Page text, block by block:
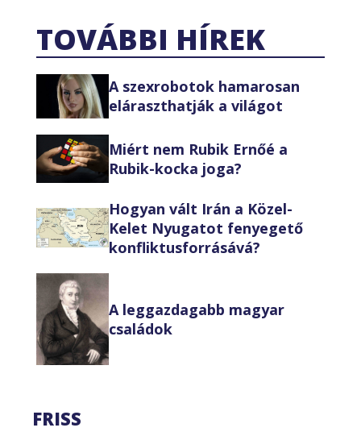
TOVÁBBI HÍREK
A szexrobotok hamarosan
eláraszthatják a világot
Miért nem Rubik Ernőé a
Rubik-kocka joga?
Hogyan vált Irán a Közel-
Kelet Nyugatot fenyegető
konfliktusforrásává?
A leggazdagabb magyar
családok
FRISS